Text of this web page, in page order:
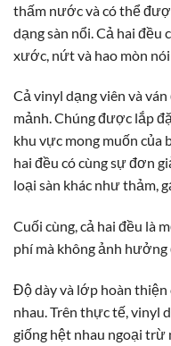
thấm nước và có thể
dạng sàn nổi. Cả hai đều
xước, nứt và hao mòn nói
Cả vinyl dạng viên và
mảnh. Chúng được lắp
khu vực mong muốn của
hai đều có cùng sự đơn
loại sàn khác như thảm,
Cuối cùng, cả hai đều là
phí mà không ảnh
Độ dày và lớp hoàn thiện
nhau. Trên thực tế, vinyl
giống hệt nhau ngoại trừ